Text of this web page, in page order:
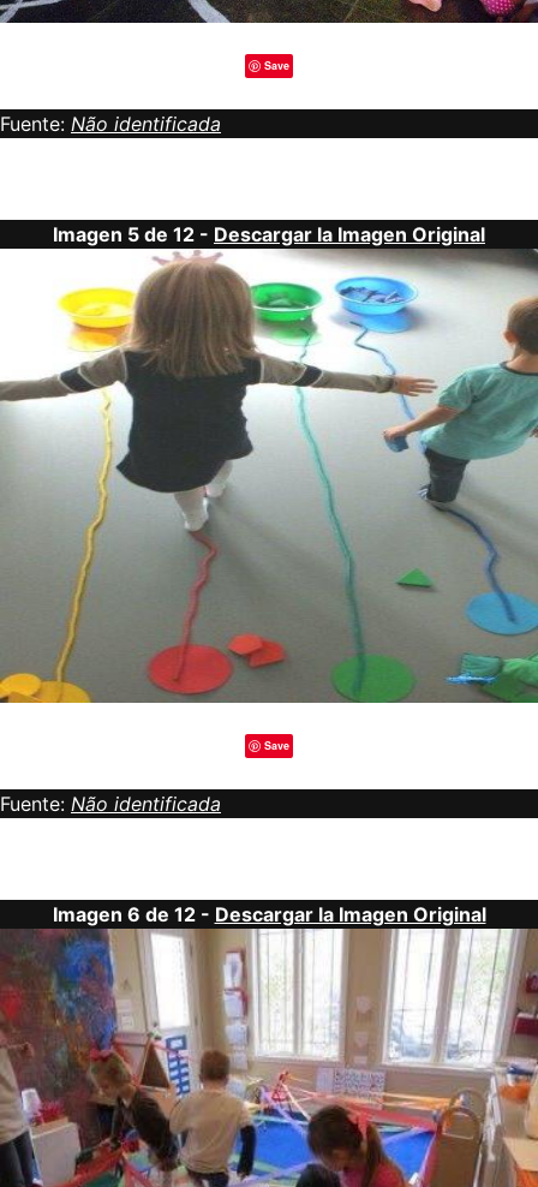
Save
Fuente: Não identificada
Imagen 5 de 12 - Descargar la Imagen Original
Save
Fuente: Não identificada
Imagen 6 de 12 - Descargar la Imagen Original